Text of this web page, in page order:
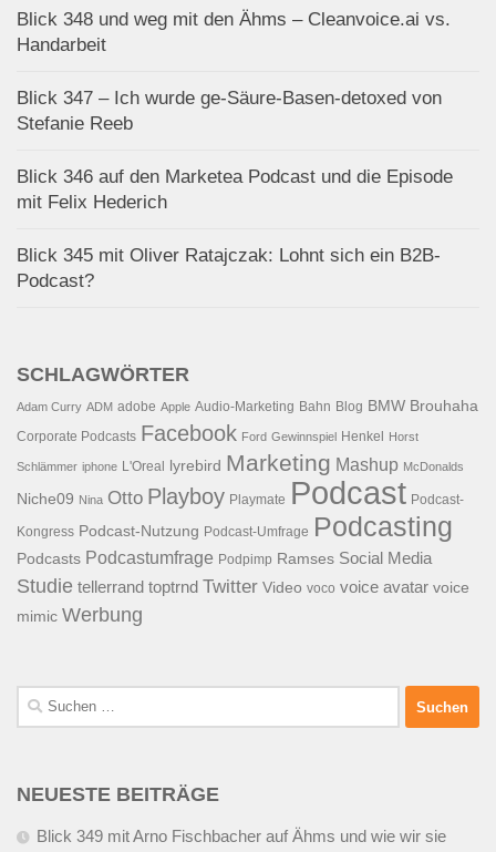
Blick 348 und weg mit den Ähms – Cleanvoice.ai vs.
Handarbeit
Blick 347 – Ich wurde ge-Säure-Basen-detoxed von
Stefanie Reeb
Blick 346 auf den Marketea Podcast und die Episode
mit Felix Hederich
Blick 345 mit Oliver Ratajczak: Lohnt sich ein B2B-
Podcast?
SCHLAGWÖRTER
Adam Curry ADM adobe Apple Audio-Marketing Bahn Blog BMW Brouhaha
Corporate Podcasts Facebook Ford Gewinnspiel Henkel Horst
Schlämmer iphone L'Oreal lyrebird Marketing Mashup McDonalds
Niche09 Nina Otto Playboy Playmate Podcast Podcast-
Kongress Podcast-Nutzung Podcast-Umfrage Podcasting
Podcasts Podcastumfrage Podpimp Ramses Social Media
Studie tellerrand toptrnd Twitter Video voco voice avatar voice
mimic Werbung
Suchen
nach:
NEUESTE BEITRÄGE
Blick 349 mit Arno Fischbacher auf Ähms und wie wir sie